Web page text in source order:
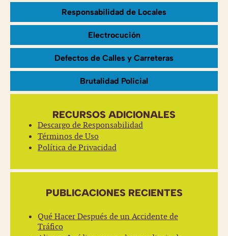
Responsabilidad de Locales
Electrocución
Defectos de Calles y Carreteras
Brutalidad Policial
RECURSOS ADICIONALES
Descargo de Responsabilidad
Términos de Uso
Política de Privacidad
PUBLICACIONES RECIENTES
Qué Hacer Después de un Accidente de
Tráfico